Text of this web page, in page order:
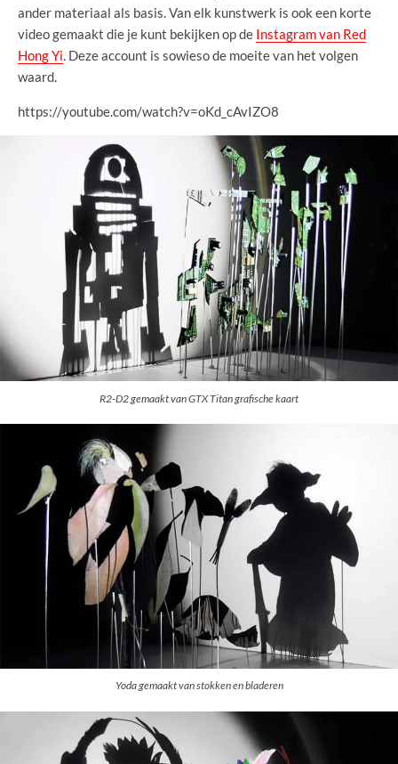
ander materiaal als basis. Van elk kunstwerk is ook een korte
video gemaakt die je kunt bekijken op de Instagram van Red
Hong Yi . Deze account is sowieso de moeite van het volgen
waard.
https://youtube.com/watch?v=oKd_cAvIZO8
R2-D2 gemaakt van GTX Titan grafische kaart
Yoda gemaakt van stokken en bladeren